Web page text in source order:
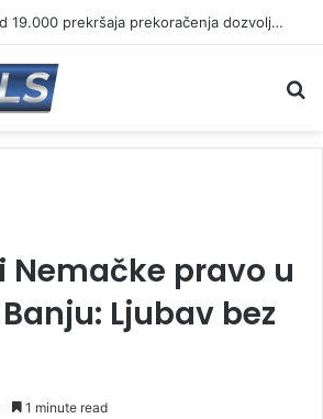
Otkriveno više od 19.000 prekršaja prekoračenja dozvoljene brzine
Nemačke pravo u
Ljubav bez
1 minute read